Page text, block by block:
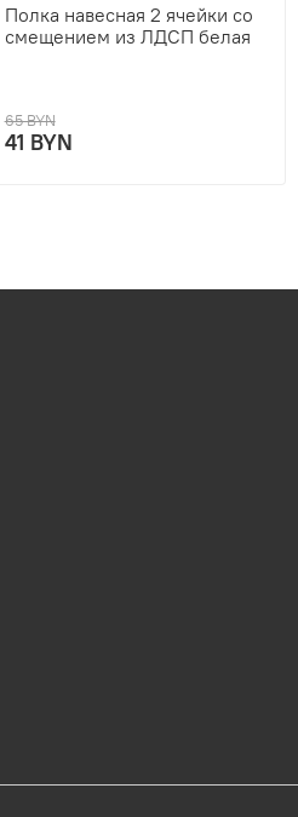
Полка навесная 2 ячейки со
смещением из ЛДСП белая
65 BYN
41 BYN